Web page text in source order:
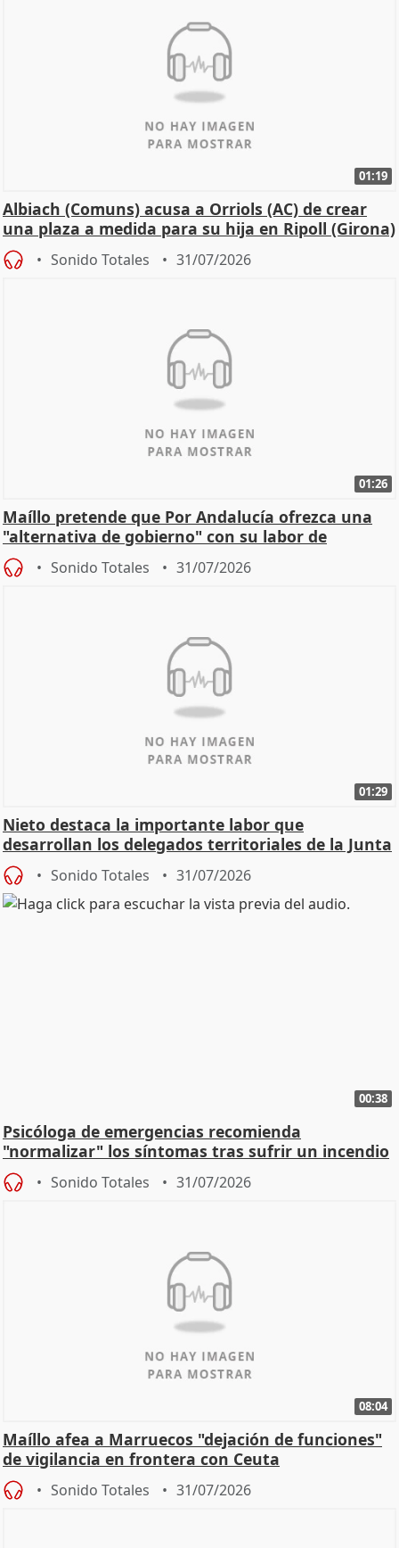
01:19
Albiach (Comuns) acusa a Orriols (AC) de crear
una plaza a medida para su hija en Ripoll (Girona)
Sonido Totales 31/07/2026
01:26
Maíllo pretende que Por Andalucía ofrezca una
"alternativa de gobierno" con su labor de
oposición
Sonido Totales 31/07/2026
01:29
Nieto destaca la importante labor que
desarrollan los delegados territoriales de la Junta
Sonido Totales 31/07/2026
00:38
Psicóloga de emergencias recomienda
"normalizar" los síntomas tras sufrir un incendio
Sonido Totales 31/07/2026
08:04
Maíllo afea a Marruecos "dejación de funciones"
de vigilancia en frontera con Ceuta
Sonido Totales 31/07/2026